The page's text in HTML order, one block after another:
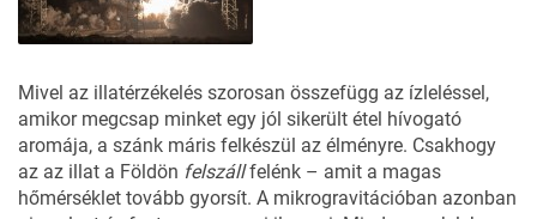
Mivel az illatérzékelés szorosan összefügg az ízleléssel,
amikor megcsap minket egy jól sikerült étel hívogató
aromája, a szánk máris felkészül az élményre. Csakhogy
az az illat a Földön felszállfelénk – amit a magas
hőmérséklet tovább gyorsít. A mikrogravitációban azonban